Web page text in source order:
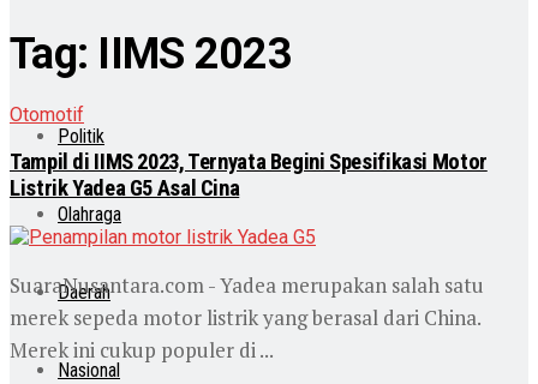
Politik
Olahraga
Daerah
Nasional
Tag: IIMS 2023
Otomotif
Tampil di IIMS 2023, Ternyata Begini Spesifikasi Motor
Listrik Yadea G5 Asal Cina
SuaraNusantara.com - Yadea merupakan salah satu
merek sepeda motor listrik yang berasal dari China.
Merek ini cukup populer di ...